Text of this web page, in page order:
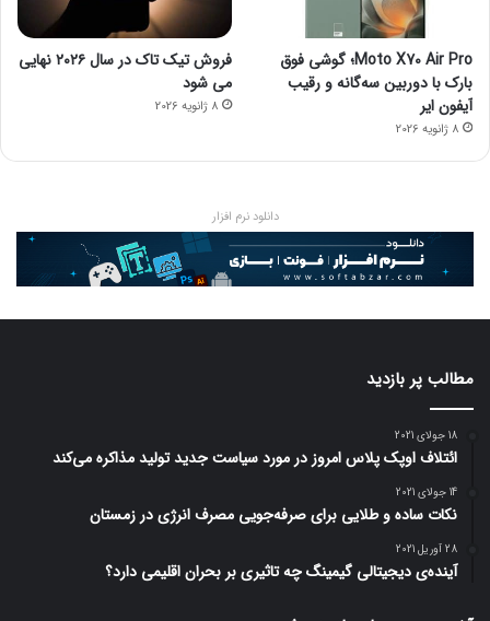
Moto X70 Air Pro؛ گوشی فوق
بارک با دوربین سه‌گانه و رقیب
آیفون ایر
8 ژانویه 2026
فروش تیک تاک در سال ۲۰۲۶ نهایی
می شود
8 ژانویه 2026
دانلود نرم افزار
مطالب پر بازدید
18 جولای 2021
ائتلاف اوپک پلاس امروز در مورد سیاست جدید تولید مذاکره می‌کند
14 جولای 2021
نکات ساده و طلایی برای صرفه‌جویی مصرف انرژی در زمستان
28 آوریل 2021
آینده‌ی دیجیتالی گیمینگ چه تاثیری بر بحران اقلیمی دارد؟